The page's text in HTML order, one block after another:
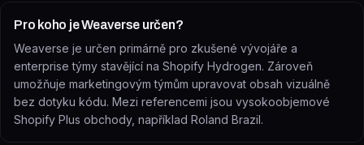
Pro koho je Weaverse určen?
Weaverse je určen primárně pro zkušené vývojáře a
enterprise týmy stavějící na Shopify Hydrogen. Zároveň
umožňuje marketingovým týmům upravovat obsah vizuálně
bez dotyku kódu. Mezi referencemi jsou vysokoobjemové
Shopify Plus obchody, například Roland Brazil.